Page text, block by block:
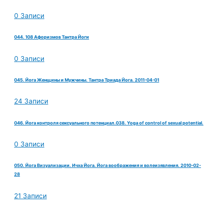
0 Записи
044. 108 Афоризмов Тантра Йоги
0 Записи
045. Йога Женщины и Мужчины. Тантра Триада Йога. 2011-04-01
24 Записи
046. Йога контроля сексуального потенциал.038. Yoga of control of sexual potential.
0 Записи
050. Йога Визуализации. Ичха Йога. Йога воображения и волеизявления. 2010-02-
28
21 Записи